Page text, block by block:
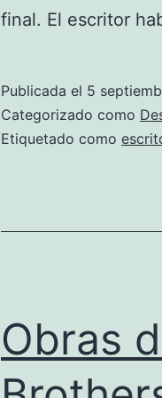
final. El escritor
Publicada el 5
Categorizado como
Etiquetado como
Obras